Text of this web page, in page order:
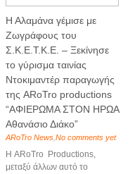
Η Αλαμάνα γέμισε με
Ζωγράφους του
Σ.Κ.Ε.Τ.Κ.Ε. – Ξεκίνησε
το γύρισμα ταινίας
Ντοκιμαντέρ παραγωγής
της ARoTro productions
“ΑΦΙΕΡΩΜΑ ΣΤΟΝ ΗΡΩΑ
Αθανάσιο Διάκο”
ARoTro News No comments yet
Η ARoTro Productions,
μεταξύ άλλων αυτό το